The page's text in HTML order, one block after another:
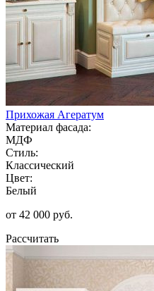
Прихожая Агератум
Материал фасада:
МДФ
Стиль:
Классический
Цвет:
Белый
от 42 000 руб.
Рассчитать